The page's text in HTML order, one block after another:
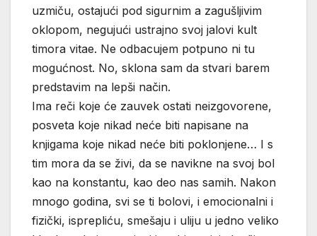
uzmiču, ostajući pod sigurnim a zagušljivim
oklopom, negujući ustrajno svoj jalovi kult
timora vitae. Ne odbacujem potpuno ni tu
mogućnost. No, sklona sam da stvari barem
predstavim na lepši način.
Ima reči koje će zauvek ostati neizgovorene,
posveta koje nikad neće biti napisane na
knjigama koje nikad neće biti poklonjene… I s
tim mora da se živi, da se navikne na svoj bol
kao na konstantu, kao deo nas samih. Nakon
mnogo godina, svi se ti bolovi, i emocionalni i
fizički, isprepliću, smešaju i uliju u jedno veliko